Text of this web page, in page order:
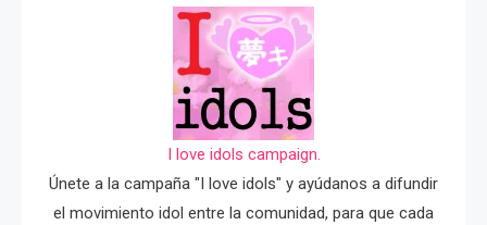
I love idols campaign.
Únete a la campaña "I love idols" y ayúdanos a difundir
el movimiento idol entre la comunidad, para que cada